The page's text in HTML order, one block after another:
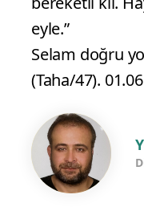
eyle.”​
​Selam doğru
(Taha/47).